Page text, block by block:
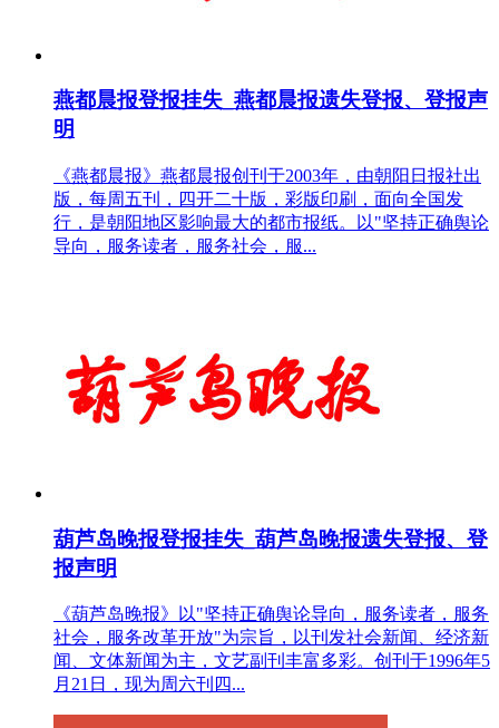
燕都晨报登报挂失_燕都晨报遗失登报、登报声
明
《燕都晨报》燕都晨报创刊于2003年，由朝阳日报社出
版，每周五刊，四开二十版，彩版印刷，面向全国发
行，是朝阳地区影响最大的都市报纸。以"坚持正确舆论
导向，服务读者，服务社会，服...
葫芦岛晚报登报挂失_葫芦岛晚报遗失登报、登
报声明
《葫芦岛晚报》以"坚持正确舆论导向，服务读者，服务
社会，服务改革开放"为宗旨，以刊发社会新闻、经济新
闻、文体新闻为主，文艺副刊丰富多彩。创刊于1996年5
月21日，现为周六刊四...